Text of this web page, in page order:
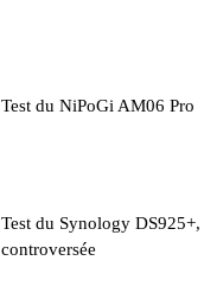
Test du NiPoGi AM06 Pro
Test du Synology
controversée